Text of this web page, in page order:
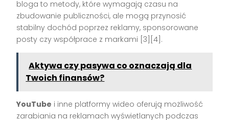
bloga to metody, które wymagają czasu na
zbudowanie publiczności, ale mogą przynosić
stabilny dochód poprzez reklamy, sponsorowane
posty czy współprace z markami [3][4].
Aktywa czy pasywa co oznaczają dla
Twoich finansów?
YouTube i inne platformy wideo oferują możliwość
zarabiania na reklamach wyświetlanych podczas